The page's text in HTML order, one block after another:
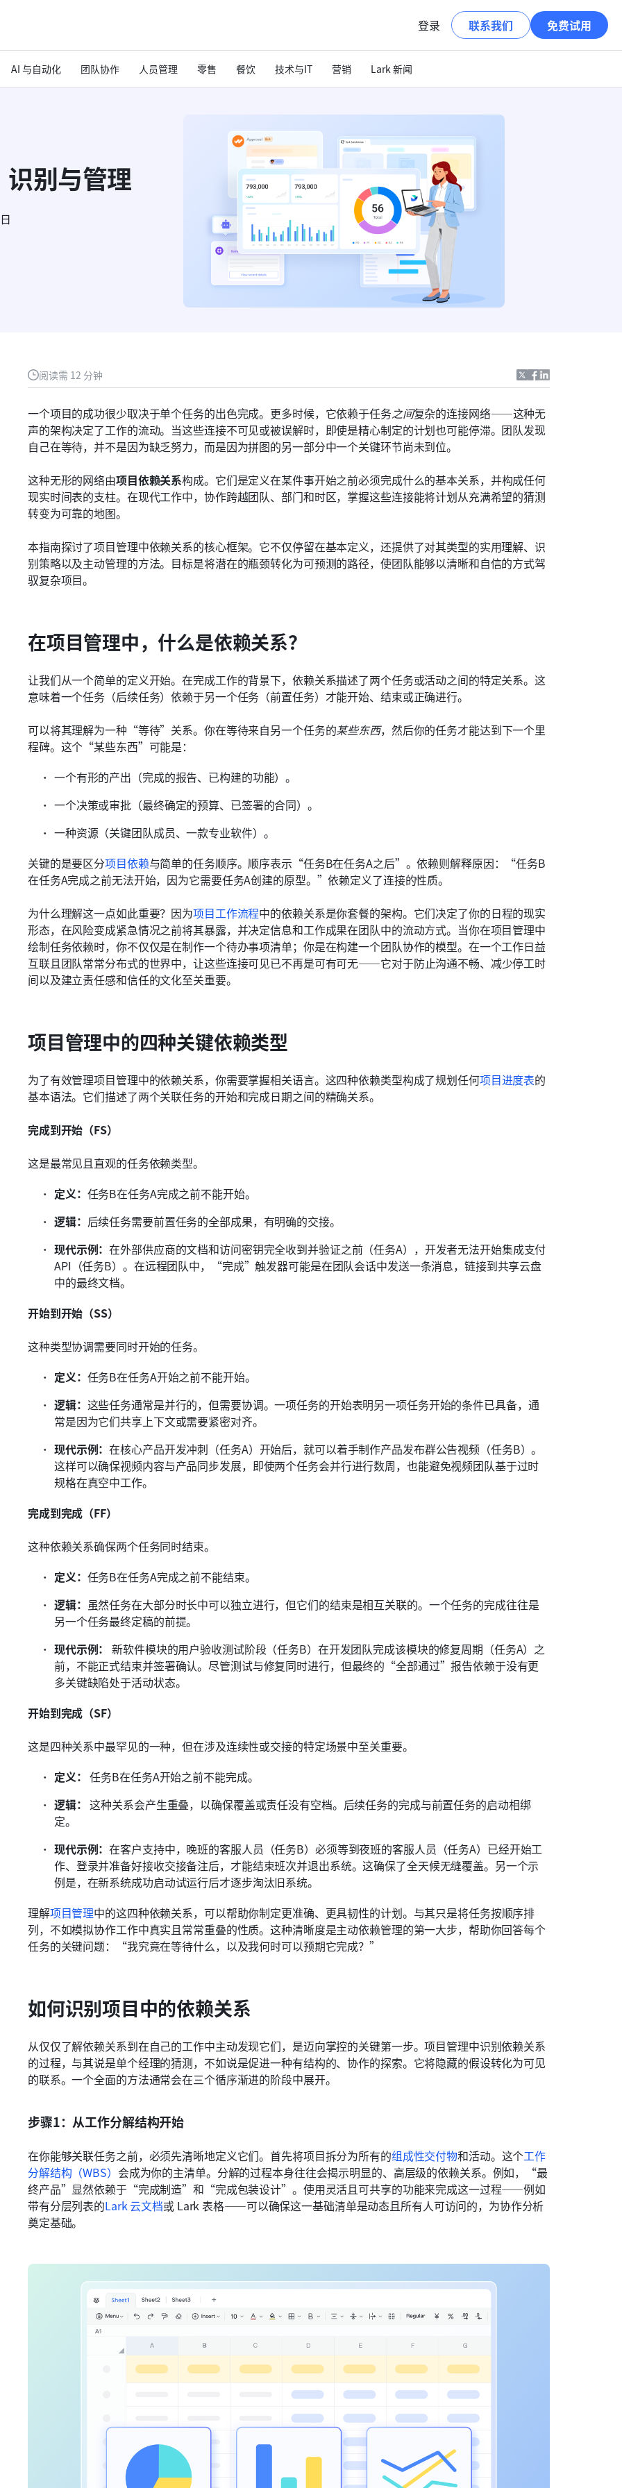
登录 联系我们 免费试用
AI 与自动化 团队协作 人员管理 零售 餐饮 技术与IT 营销 Lark 新闻
别与管理
阅读需 12 分钟
一个项目的成功很少取决于单个任务的出色完成。更多时候，它依赖于任务之间复杂的连接网络——这种无
声的架构决定了工作的流动。当这些连接不可见或被误解时，即使是精心制定的计划也可能停滞。团队发现
自己在等待，并不是因为缺乏努力，而是因为拼图的另一部分中一个关键环节尚未到位。
这种无形的网络由项目依赖关系构成。它们是定义在某件事开始之前必须完成什么的基本关系，并构成任何
现实时间表的支柱。在现代工作中，协作跨越团队、部门和时区，掌握这些连接能将计划从充满希望的猜测
转变为可靠的地图。
本指南探讨了项目管理中依赖关系的核心框架。它不仅停留在基本定义，还提供了对其类型的实用理解、识
别策略以及主动管理的方法。目标是将潜在的瓶颈转化为可预测的路径，使团队能够以清晰和自信的方式驾
驭复杂项目。
在项目管理中，什么是依赖关系？
让我们从一个简单的定义开始。在完成工作的背景下，依赖关系描述了两个任务或活动之间的特定关系。这
意味着一个任务（后续任务）依赖于另一个任务（前置任务）才能开始、结束或正确进行。
可以将其理解为一种“等待”关系。你在等待来自另一个任务的某些东西，然后你的任务才能达到下一个里
程碑。这个“某些东西”可能是：
一个有形的产出（完成的报告、已构建的功能）。
一个决策或审批（最终确定的预算、已签署的合同）。
一种资源（关键团队成员、一款专业软件）。
关键的是要区分项目依赖与简单的任务顺序。顺序表示“任务B在任务A之后”。依赖则解释原因：“任务B
在任务A完成之前无法开始，因为它需要任务A创建的原型。”依赖定义了连接的性质。
为什么理解这一点如此重要？因为项目工作流程中的依赖关系是你套餐的架构。它们决定了你的日程的现实
形态，在风险变成紧急情况之前将其暴露，并决定信息和工作成果在团队中的流动方式。当你在项目管理中
绘制任务依赖时，你不仅仅是在制作一个待办事项清单；你是在构建一个团队协作的模型。在一个工作日益
互联且团队常常分布式的世界中，让这些连接可见已不再是可有可无——它对于防止沟通不畅、减少停工时
间以及建立责任感和信任的文化至关重要。
项目管理中的四种关键依赖类型
为了有效管理项目管理中的依赖关系，你需要掌握相关语言。这四种依赖类型构成了规划任何项目进度表的
基本语法。它们描述了两个关联任务的开始和完成日期之间的精确关系。
完成到开始（FS）
这是最常见且直观的任务依赖类型。
定义： 任务B在任务A完成之前不能开始。
逻辑： 后续任务需要前置任务的全部成果，有明确的交接。
现代示例：在外部供应商的文档和访问密钥完全收到并验证之前（任务A），开发者无法开始集成支付
API（任务B）。在远程团队中，“完成”触发器可能是在团队会话中发送一条消息，链接到共享云盘
中的最终文档。
开始到开始（SS）
这种类型协调需要同时开始的任务。
定义： 任务B在任务A开始之前不能开始。
逻辑： 这些任务通常是并行的，但需要协调。一项任务的开始表明另一项任务开始的条件已具备，通
常是因为它们共享上下文或需要紧密对齐。
现代示例：在核心产品开发冲刺（任务A）开始后，就可以着手制作产品发布群公告视频（任务B）。
这样可以确保视频内容与产品同步发展，即使两个任务会并行进行数周，也能避免视频团队基于过时
规格在真空中工作。
完成到完成（FF）
这种依赖关系确保两个任务同时结束。
定义： 任务B在任务A完成之前不能结束。
逻辑： 虽然任务在大部分时长中可以独立进行，但它们的结束是相互关联的。一个任务的完成往往是
另一个任务最终定稿的前提。
现代示例： 新软件模块的用户验收测试阶段（任务B）在开发团队完成该模块的修复周期（任务A）之
前，不能正式结束并签署确认。尽管测试与修复同时进行，但最终的“全部通过”报告依赖于没有更
多关键缺陷处于活动状态。
开始到完成（SF）
这是四种关系中最罕见的一种，但在涉及连续性或交接的特定场景中至关重要。
定义： 任务B在任务A开始之前不能完成。
逻辑： 这种关系会产生重叠，以确保覆盖或责任没有空档。后续任务的完成与前置任务的启动相绑
定。
现代示例：在客户支持中，晚班的客服人员（任务B）必须等到夜班的客服人员（任务A）已经开始工
作、登录并准备好接收交接备注后，才能结束班次并退出系统。这确保了全天候无缝覆盖。另一个示
例是，在新系统成功启动试运行后才逐步淘汰旧系统。
理解项目管理中的这四种依赖关系，可以帮助你制定更准确、更具韧性的计划。与其只是将任务按顺序排
列，不如模拟协作工作中真实且常常重叠的性质。这种清晰度是主动依赖管理的第一大步，帮助你回答每个
任务的关键问题：“我究竟在等待什么，以及我何时可以预期它完成？”
如何识别项目中的依赖关系
从仅仅了解依赖关系到在自己的工作中主动发现它们，是迈向掌控的关键第一步。项目管理中识别依赖关系
的过程，与其说是单个经理的猜测，不如说是促进一种有结构的、协作的探索。它将隐藏的假设转化为可见
的联系。一个全面的方法通常会在三个循序渐进的阶段中展开。
步骤1：从工作分解结构开始
在你能够关联任务之前，必须先清晰地定义它们。首先将项目拆分为所有的组成性交付物和活动。这个工作
分解结构（WBS） 会成为你的主清单。分解的过程本身往往会揭示明显的、高层级的依赖关系。例如，“最
终产品”显然依赖于“完成制造”和“完成包装设计”。使用灵活且可共享的功能来完成这一过程——例如
带有分层列表的Lark 云文档或 Lark 表格——可以确保这一基础清单是动态且所有人可访问的，为协作分析
奠定基础。